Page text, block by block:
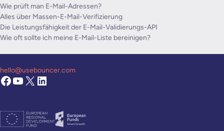
Wie prüft man E-Mail-Adressen?
Alles über Massen-E-Mail-Verifizierung
Die Leistungsfähigkeit der E-Mail-Validierungs-API
Wie oft sollte ich meine E-Mail-Liste bereinigen?
hello@usebouncer.com